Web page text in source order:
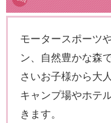
アまで
モータースポーツ
ン、自然豊かな森
さいお子様から大
キャンプ場やホテ
きます。